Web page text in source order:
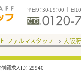
平日9：30-19：00 土日
ファルマスタッフ 大阪府
師求人ID： 29940